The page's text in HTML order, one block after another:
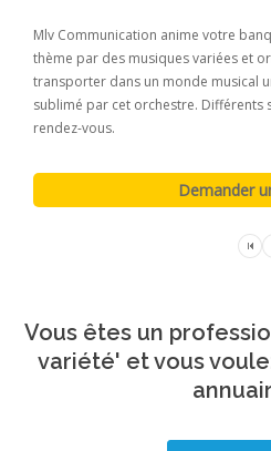
Mlv Communication anime votre
thème par des musiques variées et
transporter dans un monde musical
sublimé par cet orchestre. Différents
rendez-vous.
Vous êtes un
variété' et vous